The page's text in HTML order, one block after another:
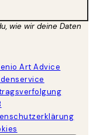
wie wir deine Daten
Art Advice